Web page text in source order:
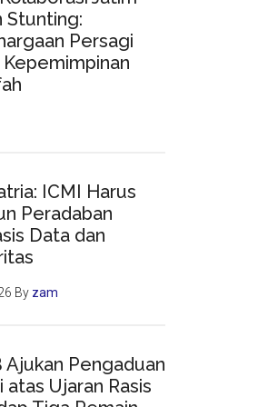
Stunting:
Persagi
ICMI Harus
Peradaban
Data dan
By zam
Ajukan Pengaduan
atas Ujaran Rasis